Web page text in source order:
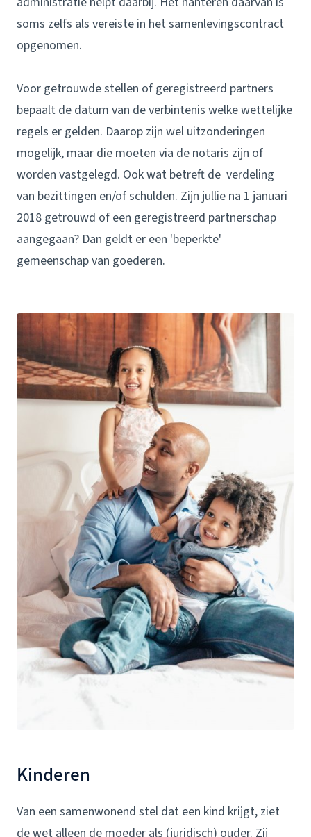
soms zelfs als vereiste in het samenlevingscontract
opgenomen.
Voor getrouwde stellen of geregistreerd partners
bepaalt de datum van de verbintenis welke wettelijke
regels er gelden. Daarop zijn wel uitzonderingen
mogelijk, maar die moeten via de notaris zijn of
worden vastgelegd. Ook wat betreft de verdeling
van bezittingen en/of schulden. Zijn jullie na 1 januari
2018 getrouwd of een geregistreerd partnerschap
aangegaan? Dan geldt er een 'beperkte'
gemeenschap van goederen.
Kinderen
Van een samenwonend stel dat een kind krijgt, ziet
de wet alleen de moeder als (juridisch) ouder. Zij